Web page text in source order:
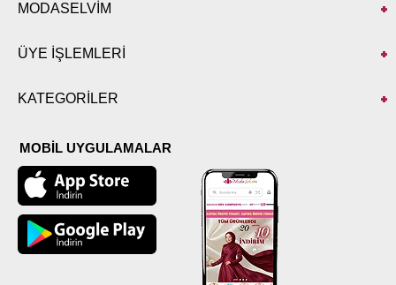
MODASELVİM
ÜYE İŞLEMLERİ
KATEGORİLER
MOBİL UYGULAMALAR